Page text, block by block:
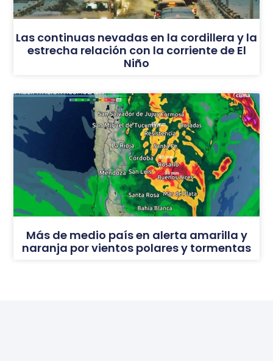
Las continuas nevadas en la cordillera y la
estrecha relación con la corriente de El
Niño
Más de medio país en alerta amarilla y
naranja por vientos polares y tormentas